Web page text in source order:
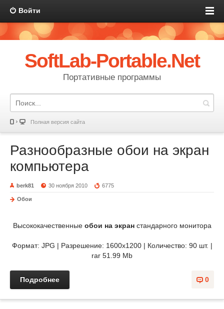
Войти
SoftLab-Portable.Net
Портативные программы
Полная версия сайта
Разнообразные обои на экран
компьютера
berk81 30 ноября 2010 6775
Обои
Высококачественные обои на экранстандарного монитора
Формат: JPG | Разрешение: 1600x1200 | Количество: 90 шт. |
rar 51.99 Mb
0
Подробнее